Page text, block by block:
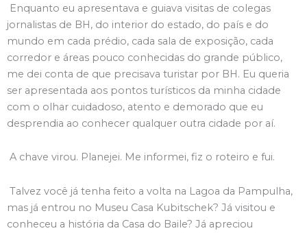
Enquanto eu apresentava e guiava visitas de colegas
jornalistas de BH, do interior do estado, do país e do
mundo em cada prédio, cada sala de exposição, cada
corredor e áreas pouco conhecidas do grande público,
me dei conta de que precisava turistar por BH. Eu queria
ser apresentada aos pontos turísticos da minha cidade
com o olhar cuidadoso, atento e demorado que eu
desprendia ao conhecer qualquer outra cidade por aí.
A chave virou. Planejei. Me informei, fiz o roteiro e fui.
Talvez você já tenha feito a volta na Lagoa da Pampulha,
mas já entrou no Museu Casa Kubitschek? Já visitou e
conheceu a história da Casa do Baile? Já apreciou